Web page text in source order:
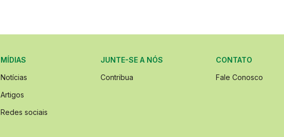
MÍDIAS
Notícias
Artigos
Redes sociais
JUNTE-SE A NÓS
Contribua
CONTATO
Fale Conosco